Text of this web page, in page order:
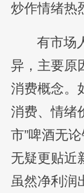
炒作情绪热
有市场
异，主要原
消费概念。
消费、情绪
市”啤酒无
无疑更贴近
虽然净利润